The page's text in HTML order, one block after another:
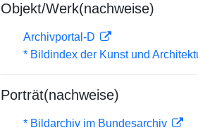
Objekt/Werk(nachweise)
Archivportal-D
* Bildindex der Kunst und
Porträt(nachweise)
* Bildarchiv im Bundesarchiv